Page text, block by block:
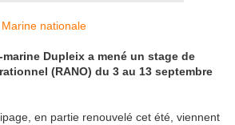
nationale
Dupleix a mené un stage de
(RANO) du 3 au 13 septembre
en partie renouvelé cet été, viennent